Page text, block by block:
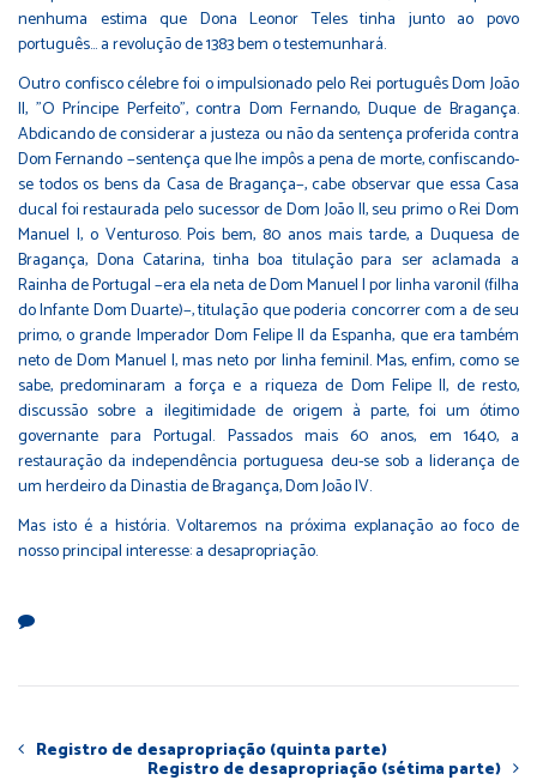
nenhuma estima que Dona Leonor Teles tinha junto ao povo
português... a revolução de 1383 bem o testemunhará.
Outro confisco célebre foi o impulsionado pelo Rei português Dom João
II, "O Príncipe Perfeito", contra Dom Fernando, Duque de Bragança.
Abdicando de considerar a justeza ou não da sentença proferida contra
Dom Fernando −sentença que lhe impôs a pena de morte, confiscando-
se todos os bens da Casa de Bragança−, cabe observar que essa Casa
ducal foi restaurada pelo sucessor de Dom João II, seu primo o Rei Dom
Manuel I, o Venturoso. Pois bem, 80 anos mais tarde, a Duquesa de
Bragança, Dona Catarina, tinha boa titulação para ser aclamada a
Rainha de Portugal −era ela neta de Dom Manuel I por linha varonil (filha
do Infante Dom Duarte)−, titulação que poderia concorrer com a de seu
primo, o grande Imperador Dom Felipe II da Espanha, que era também
neto de Dom Manuel I, mas neto por linha feminil. Mas, enfim, como se
sabe, predominaram a força e a riqueza de Dom Felipe II, de resto,
discussão sobre a ilegitimidade de origem à parte, foi um ótimo
governante para Portugal. Passados mais 60 anos, em 1640, a
restauração da independência portuguesa deu-se sob a liderança de
um herdeiro da Dinastia de Bragança, Dom João IV.
Mas isto é a história. Voltaremos na próxima explanação ao foco de
nosso principal interesse: a desapropriação.
Registro de desapropriação (quinta parte)
Registro de desapropriação (sétima parte)